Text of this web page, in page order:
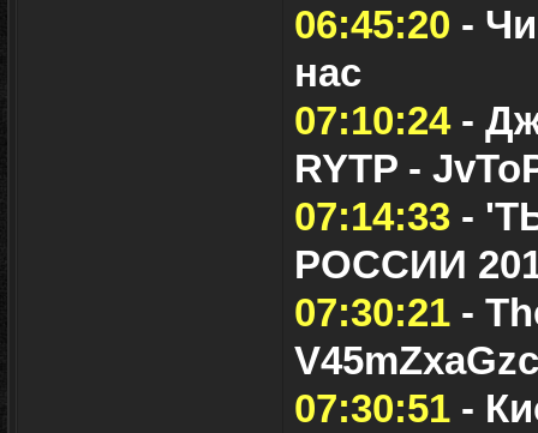
06:45:20 -
нас
07:10:24-
RYTP -
07:14:33 -
РОССИИ
07:30:21 -
07:30:51 -